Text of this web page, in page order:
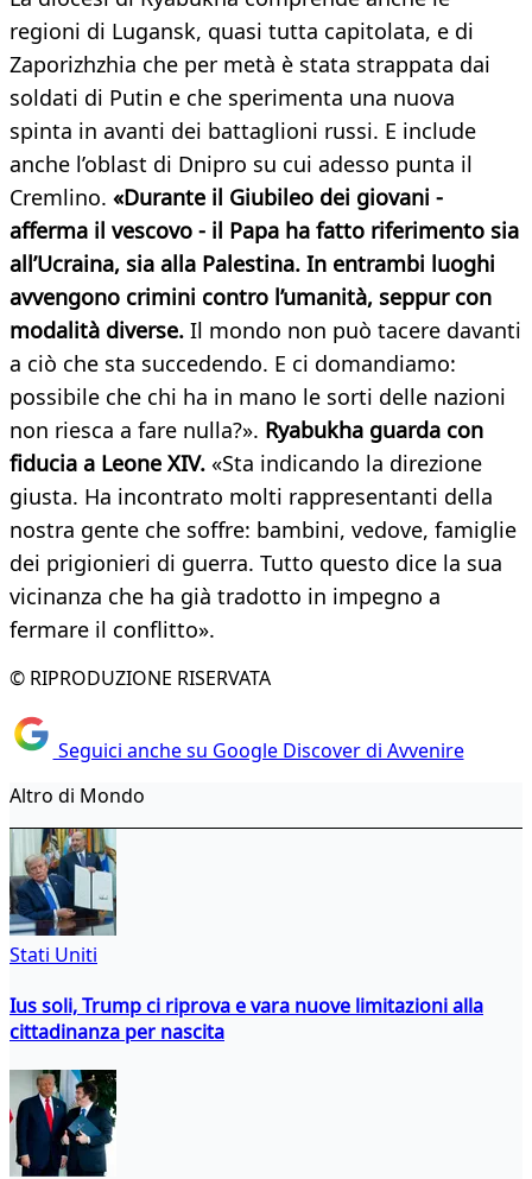
regioni di Lugansk, quasi tutta capitolata, e di
Zaporizhzhia che per metà è stata strappata dai
soldati di Putin e che sperimenta una nuova
spinta in avanti dei battaglioni russi. E include
anche l’oblast di Dnipro su cui adesso punta il
Cremlino. «Durante il Giubileo dei giovani -
afferma il vescovo - il Papa ha fatto riferimento sia
all’Ucraina, sia alla Palestina. In entrambi luoghi
avvengono crimini contro l’umanità, seppur con
modalità diverse. Il mondo non può tacere davanti
a ciò che sta succedendo. E ci domandiamo:
possibile che chi ha in mano le sorti delle nazioni
non riesca a fare nulla?». Ryabukha guarda con
fiducia a Leone XIV. «Sta indicando la direzione
giusta. Ha incontrato molti rappresentanti della
nostra gente che soffre: bambini, vedove, famiglie
dei prigionieri di guerra. Tutto questo dice la sua
vicinanza che ha già tradotto in impegno a
fermare il conflitto».
© RIPRODUZIONE RISERVATA
Seguici anche su Google Discover di Avvenire
Altro di Mondo
Stati Uniti
Ius soli, Trump ci riprova e vara nuove limitazioni alla
cittadinanza per nascita